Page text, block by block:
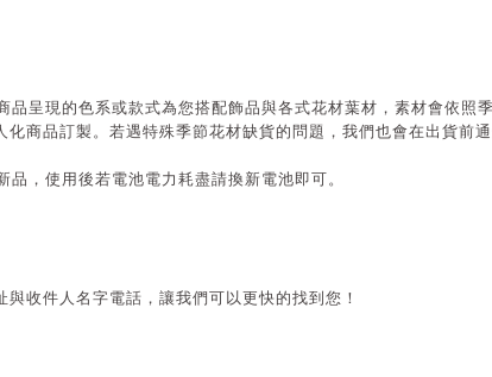
呈現的色系或款式為您搭配飾品與各式花材葉材，素材會依照
化商品訂製。若遇特殊季節花材缺貨的問題，我們也會在出貨前
，使用後若電池電力耗盡請換新電池即可。
收件人名字電話，讓我們可以更快的找到您！